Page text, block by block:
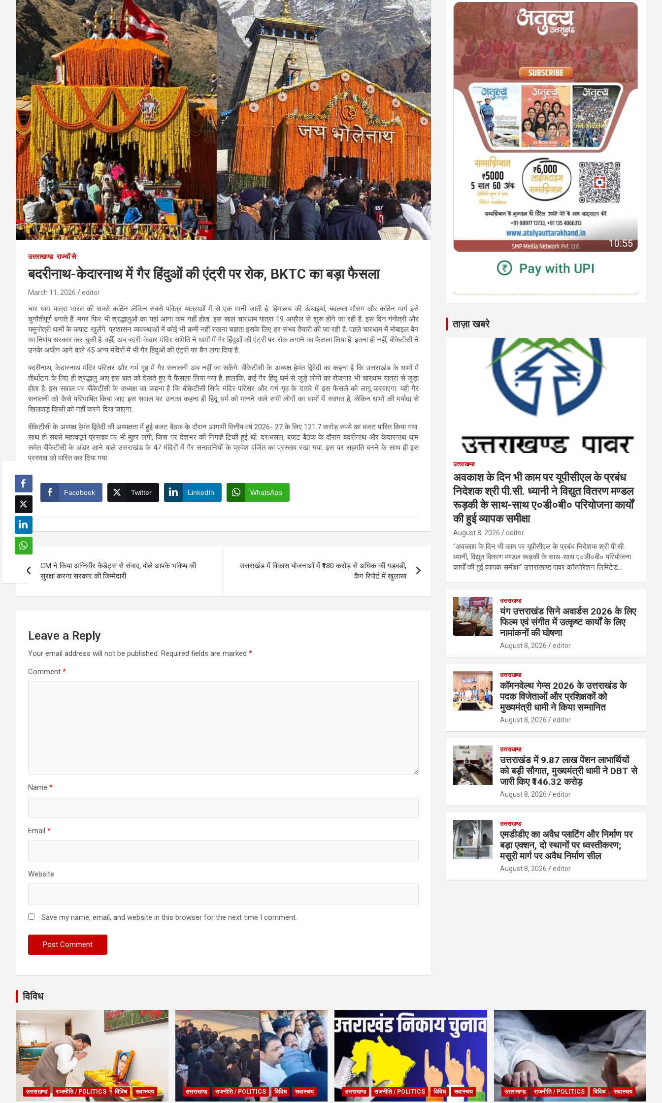
उत्तराखण्ड राज्यों से
बदरीनाथ-केदारनाथ में गैर हिंदुओं की एंट्री पर रोक, BKTC का बड़ा फैसला
March 11, 2026 editor
चार धाम यात्रा भारत की सबसे कठिन लेकिन सबसे पवित्र यात्राओं में से एक मानी जाती है. हिमालय की ऊंचाइयां, बदलता मौसम और कठिन मार्ग इसे
चुनौतीपूर्ण बनाते हैं. मगर फिर भी श्रद्धालुओं का यहां आना कम नहीं होता. इस साल चारधाम यात्रा 19 अप्रैल से शुरू होने जा रही है. इस दिन गंगोत्री और
यमुनोत्री धामों के कपाट खुलेंगे. प्रशासन व्यवस्थाओं में कोई भी कमी नहीं रखना चाहता इसके लिए हर संभव तैयारी की जा रही है. पहले चारधाम में मोबाइल बैन
का निर्णय सरकार कर चुकी है. वहीं, अब बदरी-केदार मंदिर समिति ने धामों में गैर हिंदुओं की एंट्री पर रोक लगाने का फैसला लिया है. इतना ही नहीं, बीकेटीसी ने
उनके अधीन आने वाले 45 अन्य मंदिरों में भी गैर हिंदुओं की एंट्री पर बैन लगा दिया है.
बदरीनाथ, केदारनाथ मंदिर परिसर और गर्भ गृह में गैर सनातनी अब नहीं जा सकेंगे. बीकेटीसी के अध्यक्ष हेमंत द्विवेदी का कहना है कि उत्तराखंड के धामों में
तीर्थाटन के लिए ही श्रद्धालु आए इस बात को देखते हुए ये फैसला लिया गया है. हालांकि, कई गैर हिंदू धर्म से जुड़े लोगों का रोजगार भी चारधाम यात्रा से जुड़ा
होता है. इस सवाल पर बीकेटीसी के अध्यक्ष का कहना है कि बीकेटीसी सिर्फ मंदिर परिसर और गर्भ गृह के दायरे में इस फैसले को लागू करवाएगा. वही गैर
सनातनी को कैसे परिभाषित किया जाए इस सवाल पर उनका कहना ही हिंदू धर्म को मानने वाले सभी लोगों का धामों में स्वागत है, लेकिन धामों की मर्यादा से
खिलवाड़ किसी को नहीं करने दिया जाएगा.
बीकेटीसी के अध्यक्ष हेमंत द्विवेदी की अध्यक्षता में हुई बजट बैठक के दौरान आगामी वित्तीय वर्ष 2026- 27 के लिए 121.7 करोड़ रुपये का बजट पारित किया गया.
साथ ही सबसे महत्वपूर्ण प्रस्ताव पर भी मुहर लगी, जिस पर देशभर की निगाहें टिकी हुई थी. दरअसल, बजट बैठक के दौरान बदरीनाथ और केदारनाथ धाम
समेत बीकेटीसी के अंडर आने वाले उत्तराखंड के 47 मंदिरों में गैर सनातनियों के प्रवेश वर्जित का प्रस्ताव रखा गया. इस पर सहमति बनने के साथ ही इस
प्रस्ताव को पारित कर दिया गया.
Facebook Twitter LinkedIn WhatsApp
Post
navigation
CM ने किया अग्निवीर कैडेट्स से संवाद, बोले आपके भविष्य की
सुरक्षा करना सरकार की जिम्मेदारी
उत्तराखंड में विकास योजनाओं में ₹180 करोड़ से अधिक की गड़बड़ी,
कैग रिपोर्ट में खुलासा
Leave a Reply
Your email address will not be published. Required fields are marked *
Comment *
Name *
Email *
Website
Save my name, email, and website in this browser for the next time I comment.
ताज़ा खबरे
उत्तराखण्ड
अवकाश के दिन भी काम पर यूपीसीएल के प्रबंध
निदेशक श्री पी.सी. ध्यानी ने विद्युत वितरण मण्डल
रूड़की के साथ-साथ ए०डी०बी० परियोजना कार्यों
की हुई व्यापक समीक्षा
August 8, 2026 editor
“अवकाश के दिन भी काम पर यूपीसीएल के प्रबंध निदेशक श्री पी.सी.
ध्यानी, विद्युत वितरण मण्डल रूड़की के साथ-साथ ए०डी०बी० परियोजना
कार्यों की हुई व्यापक समीक्षा” उत्तराखण्ड पावर कॉरपोरेशन लिमिटेड…
उत्तराखण्ड
यंग उत्तराखंड सिने अवार्डस 2026 के लिए
फिल्म एवं संगीत में उत्कृष्ट कार्यों के लिए
नामांकनों की घोषणा
August 8, 2026 editor
उत्तराखण्ड
कॉमनवेल्थ गेम्स 2026 के उत्तराखंड के
पदक विजेताओं और प्रशिक्षकों को
मुख्यमंत्री धामी ने किया सम्मानित
August 8, 2026 editor
उत्तराखण्ड
उत्तराखंड में 9.87 लाख पेंशन लाभार्थियों
को बड़ी सौगात, मुख्यमंत्री धामी ने DBT से
जारी किए ₹146.32 करोड़
August 8, 2026 editor
उत्तराखण्ड
एमडीडीए का अवैध प्लाटिंग और निर्माण पर
बड़ा एक्शन, दो स्थानों पर ध्वस्तीकरण;
मसूरी मार्ग पर अवैध निर्माण सील
August 8, 2026 editor
विविध
उत्तराखण्ड राजनीति / POLITICS विविध सवास्थय उत्तराखण्ड राजनीति / POLITICS विविध सवास्थय उत्तराखण्ड राजनीति / POLITICS विविध सवास्थय उत्तराखण्ड राजनीति / POLITICS विविध सवास्थय